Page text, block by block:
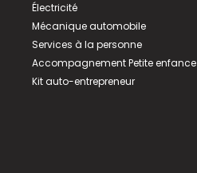
Électricité
Mécanique automobile
Services à la personne
Accompagnement Petite enfance
Kit auto-entrepreneur